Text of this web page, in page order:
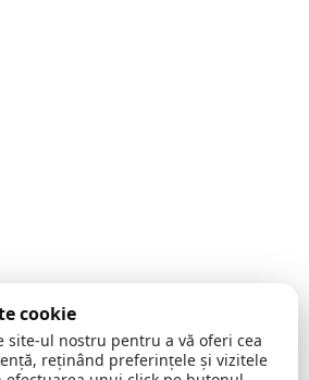
cookie
site-ul nostru pentru a vă oferi cea
reținând preferințele și vizitele